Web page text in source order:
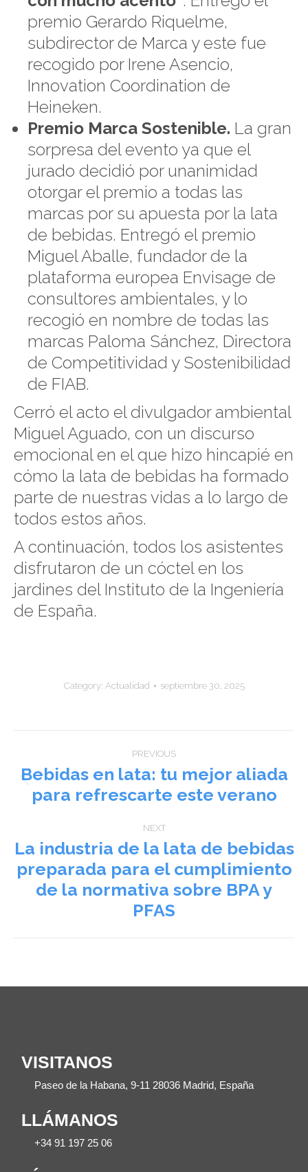
premio Gerardo Riquelme,
subdirector de Marca y este fue
recogido por Irene Asencio,
Innovation Coordination de
Heineken.
Premio Marca Sostenible. La gran
sorpresa del evento ya que el
jurado decidió por unanimidad
otorgar el premio a todas las
marcas por su apuesta por la lata
de bebidas. Entregó el premio
Miguel Aballe, fundador de la
plataforma europea Envisage de
consultores ambientales, y lo
recogió en nombre de todas las
marcas Paloma Sánchez, Directora
de Competitividad y Sostenibilidad
de FIAB.
Cerró el acto el divulgador ambiental
Miguel Aguado, con un discurso
emocional en el que hizo hincapié en
cómo la lata de bebidas ha formado
parte de nuestras vidas a lo largo de
todos estos años.
A continuación, todos los asistentes
disfrutaron de un cóctel en los
jardines del Instituto de la Ingeniería
de España.
Category: Actualidad septiembre 30, 2025
navigation
PREVIOUS
Previous
Bebidas en lata: tu mejor aliada
para refrescarte este verano
NEXT
Next
post:
La industria de la lata de bebidas
preparada para el cumplimiento
de la normativa sobre BPA y
PFAS
VISITANOS
Paseo de la Habana, 9-11 28036 Madrid, España
LLÁMANOS
+34 91 197 25 06